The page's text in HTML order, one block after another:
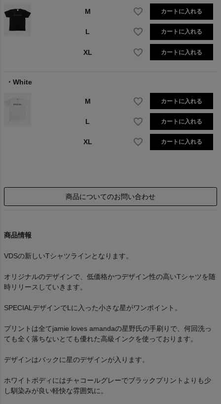
M カートに入れる
L カートに入れる
XL カートに入れる
White
M カートに入れる
L カートに入れる
XL カートに入れる
商品についてのお問い合わせ
商品情報
VDSの新しいTシャツラインとなります。
オリジナルのデザインで、低価格かつデザイン性の高いTシャツを随
時リリースしていきます。
SPECIALデザインでLに入った小さな星がワンポイント。
プリントは全てjamie loves amandaの星野氏の手刷りで、何回洗っ
ても全く落ちないとても優れた高級インクを使っております。
デザインはバックに星のデザインが入ります。
ホワイトボディにはチャコールグレーでブラックプリントよりも少
し馴染みが良い軽快な雰囲気に。